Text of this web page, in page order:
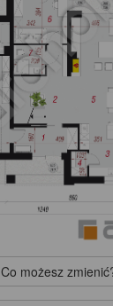
Co możesz